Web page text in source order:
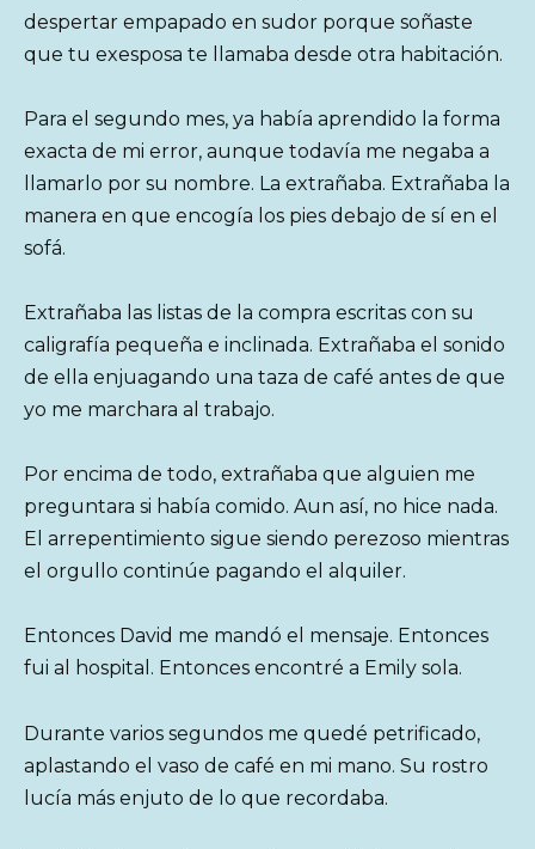
despertar empapado en sudor porque soñaste
que tu exesposa te llamaba desde otra habitación.
Para el segundo mes, ya había aprendido la forma
exacta de mi error, aunque todavía me negaba a
llamarlo por su nombre. La extrañaba. Extrañaba la
manera en que encogía los pies debajo de sí en el
sofá.
Extrañaba las listas de la compra escritas con su
caligrafía pequeña e inclinada. Extrañaba el sonido
de ella enjuagando una taza de café antes de que
yo me marchara al trabajo.
Por encima de todo, extrañaba que alguien me
preguntara si había comido. Aun así, no hice nada.
El arrepentimiento sigue siendo perezoso mientras
el orgullo continúe pagando el alquiler.
Entonces David me mandó el mensaje. Entonces
fui al hospital. Entonces encontré a Emily sola.
Durante varios segundos me quedé petrificado,
aplastando el vaso de café en mi mano. Su rostro
lucía más enjuto de lo que recordaba.